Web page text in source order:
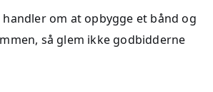
om at opbygge et bånd og
så glem ikke godbidderne